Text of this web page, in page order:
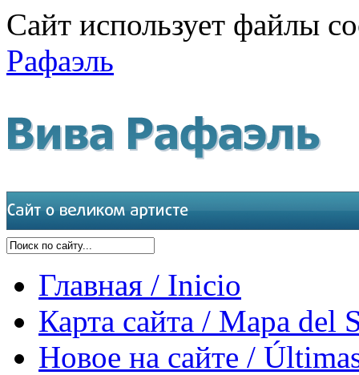
Сайт использует файлы
Рафаэль
Главная / Inicio
Карта сайта / Mapa del
Новое на сайте /